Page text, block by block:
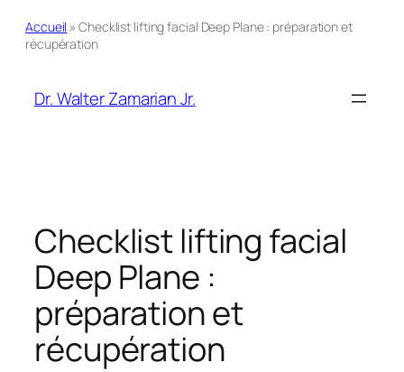
Accueil »Checklist lifting facial Deep Plane : préparation et
récupération
contenu
Dr. Walter Zamarian Jr.
Checklist lifting facial
Deep Plane :
préparation et
récupération